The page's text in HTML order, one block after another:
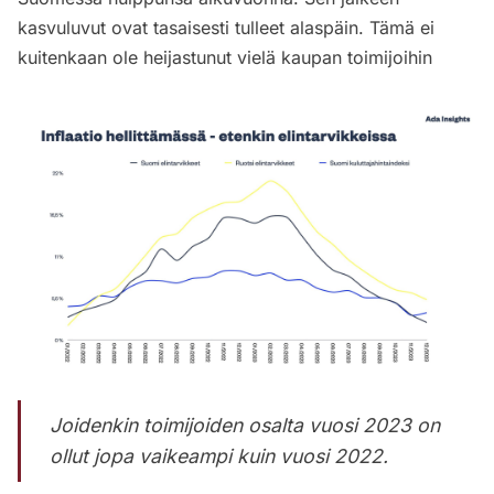
kasvuluvut ovat tasaisesti tulleet alaspäin. Tämä ei
kuitenkaan ole heijastunut vielä kaupan toimijoihin
Joidenkin toimijoiden osalta vuosi 2023 on
ollut jopa vaikeampi kuin vuosi 2022.